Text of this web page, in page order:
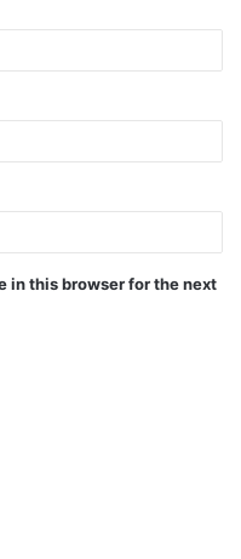
in this browser for the next